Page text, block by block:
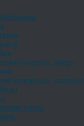
ворота, дверь
газовые
сдать